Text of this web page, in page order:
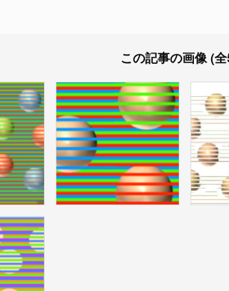
この記事の画像 (